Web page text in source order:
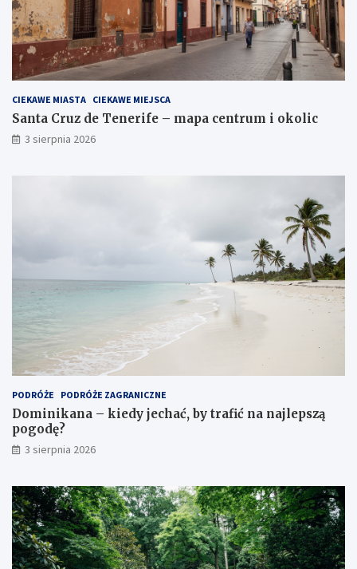
CIEKAWE MIASTA CIEKAWE MIEJSCA
Santa Cruz de Tenerife – mapa centrum i okolic
3 sierpnia 2026
PODRÓŻE PODRÓŻE ZAGRANICZNE
Dominikana – kiedy jechać, by trafić na najlepszą
pogodę?
3 sierpnia 2026